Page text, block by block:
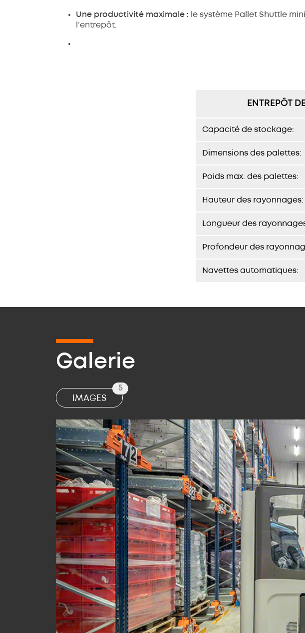
Une productivité maximale : le système Pallet Shuttle
l’entrepôt.
ENTREPÔT
Capacité de stockage:
Dimensions des palettes:
Poids max. des palettes:
Hauteur des rayonnages:
Longueur des
Profondeur des
Navettes automatiques:
Galerie
IMAGES
5